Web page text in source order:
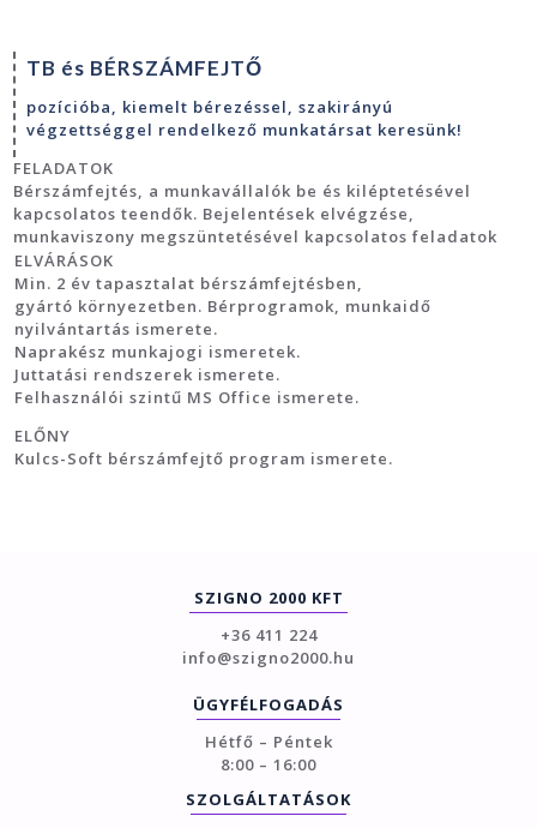
TB és BÉRSZÁMFEJTŐ
pozícióba, kiemelt bérezéssel, szakirányú
végzettséggel rendelkező munkatársat keresünk!
FELADATOK
Bérszámfejtés, a munkavállalók be és kiléptetésével
kapcsolatos teendők. Bejelentések elvégzése,
munkaviszony megszüntetésével kapcsolatos feladatok
ELVÁRÁSOK
Min. 2 év tapasztalat bérszámfejtésben,
gyártó környezetben. Bérprogramok, munkaidő
nyilvántartás ismerete.
Naprakész munkajogi ismeretek.
Juttatási rendszerek ismerete.
Felhasználói szintű MS Office ismerete.
ELŐNY
Kulcs-Soft bérszámfejtő program ismerete.
SZIGNO 2000 KFT
+36 411 224
info@szigno2000.hu
ÜGYFÉLFOGADÁS
Hétfő – Péntek
8:00 – 16:00
SZOLGÁLTATÁSOK